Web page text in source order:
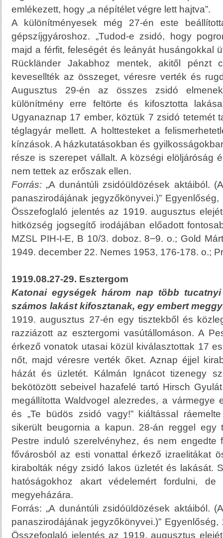
emlékezett, hogy „a népítélet végre lett hajtva”.
A különítményesek még 27-én este
gépszíjgyároshoz. „Tudod-e zsidó, hogy
majd a férfit, feleségét és leányát husángokkal
Rückländer Jakabhoz mentek, akitől pénzt
kevesellték az összeget, véresre verték és
Augusztus 29-én az összes zsidó
különítmény erre feltörte és kifosztotta
Ugyanaznap 17 ember, köztük 7 zsidó tetemét
téglagyár mellett. A holttesteket a
kínzások. A házkutatásokban és
része is szerepet vállalt. A községi elöljáróság
nem tettek az erőszak ellen.
Forrás:„A dunántúli zsidóüldözések aktáiból.
panaszirodájának jegyzőkönyvei.)”
Összefoglaló jelentés az 1919. augusztus
hitközség jogsegítő irodájában előadott
MZSL PIH-I-E, B 10/3. doboz. 8−9. o.; Gold
1949. december 22. Nemes 1953, 176-178. o.;
1919.08.27-29. Esztergom
Katonai egységek három nap több
számos lakást kifosztanak, egy embert
1919. augusztus 27-én egy tisztekből és
razziázott az esztergomi vasútállomáson. A
érkező vonatok utasai közül kiválasztottak 17
nőt, majd véresre verték őket. Aznap éjjel
házát és üzletét. Kálmán Ignácot tizenegy
bekötözött sebeivel hazafelé tartó Hirsch
megállította Waldvogel alezredes, a vármegye
és „Te büdös zsidó vagy!” kiáltással
sikerült beugornia a kapun. 28-án reggel egy
Pestre induló szerelvényhez, és nem engedte
fővárosból az esti vonattal érkező izraelitákat
kirabolták négy zsidó lakos üzletét és lakását.
hatóságokhoz akart védelemért fordulni,
megyeházára.
Forrás: „A dunántúli zsidóüldözések aktáiból.
panaszirodájának jegyzőkönyvei.)”
Összefoglaló jelentés az 1919. augusztus